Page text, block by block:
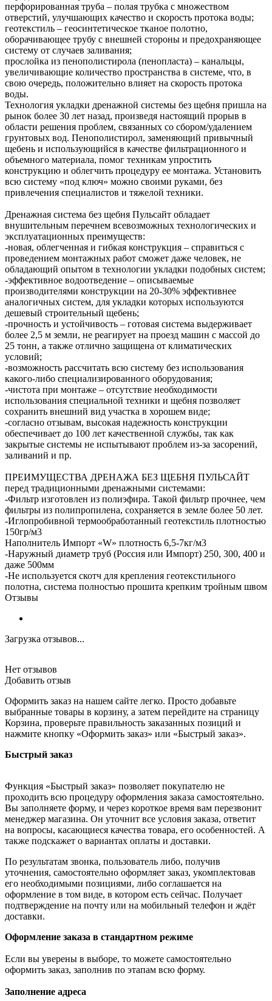
перфорированная труба – полая трубка с множеством
отверстий, улучшающих качество и скорость протока воды;
геотекстиль – геосинтетическое тканое полотно,
оборачивающее трубу с внешней стороны и предохраняющее
систему от случаев заливания;
прослойка из пенополистирола (пенопласта) – канальцы,
увеличивающие количество пространства в системе, что, в
свою очередь, положительно влияет на скорость протока
воды.
Технология укладки дренажной системы без щебня пришла на
рынок более 30 лет назад, произведя настоящий прорыв в
области решения проблем, связанных со сбором/удалением
грунтовых вод. Пенополистирол, заменяющий привычный
щебень и использующийся в качестве фильтрационного и
объемного материала, помог техникам упростить
конструкцию и облегчить процедуру ее монтажа. Установить
всю систему «под ключ» можно своими руками, без
привлечения специалистов и тяжелой техники.
Дренажная система без щебня Пульсайт обладает
внушительным перечнем всевозможных технологических и
эксплуатационных преимуществ:
-новая, облегченная и гибкая конструкция – справиться с
проведением монтажных работ сможет даже человек, не
обладающий опытом в технологии укладки подобных систем;
-эффективное водоотведение – описываемые
производителями конструкции на 20-30% эффективнее
аналогичных систем, для укладки которых используются
дешевый строительный щебень;
-прочность и устойчивость – готовая система выдерживает
более 2,5 м земли, не реагирует на проезд машин с массой до
25 тонн, а также отлично защищена от климатических
условий;
-возможность рассчитать всю систему без использования
какого-либо специализированного оборудования;
-чистота при монтаже – отсутствие необходимости
использования специальной техники и щебня позволяет
сохранить внешний вид участка в хорошем виде;
-согласно отзывам, высокая надежность конструкции
обеспечивает до 100 лет качественной службы, так как
закрытые системы не испытывают проблем из-за засорений,
заливаний и пр.
ПРЕИМУЩЕСТВА ДРЕНАЖА БЕЗ ЩЕБНЯ ПУЛЬСАЙТ
перед традиционными дренажными системами:
-Фильтр изготовлен из полиэфира. Такой фильтр прочнее, чем
фильтры из полипропилена, сохраняется в земле более 50 лет.
-Иглопробивной термообработанный геотекстиль плотностью
150гр/м3
Наполнитель Импорт «W» плотность 6,5-7кг/м3
-Наружный диаметр труб (Россия или Импорт) 250, 300, 400 и
даже 500мм
-Не используется скотч для крепления геотекстильного
полотна, система полностью прошита крепким тройным швом
Отзывы
Загрузка отзывов...
Нет отзывов
Добавить отзыв
Оформить заказ на нашем сайте легко. Просто добавьте
выбранные товары в корзину, а затем перейдите на страницу
Корзина, проверьте правильность заказанных позиций и
нажмите кнопку «Оформить заказ» или «Быстрый заказ».
Быстрый заказ
Функция «Быстрый заказ» позволяет покупателю не
проходить всю процедуру оформления заказа самостоятельно.
Вы заполняете форму, и через короткое время вам перезвонит
менеджер магазина. Он уточнит все условия заказа, ответит
на вопросы, касающиеся качества товара, его особенностей. А
также подскажет о вариантах оплаты и доставки.
По результатам звонка, пользователь либо, получив
уточнения, самостоятельно оформляет заказ, укомплектовав
его необходимыми позициями, либо соглашается на
оформление в том виде, в котором есть сейчас. Получает
подтверждение на почту или на мобильный телефон и ждёт
доставки.
Оформление заказа в стандартном режиме
Если вы уверены в выборе, то можете самостоятельно
оформить заказ, заполнив по этапам всю форму.
Заполнение адреса